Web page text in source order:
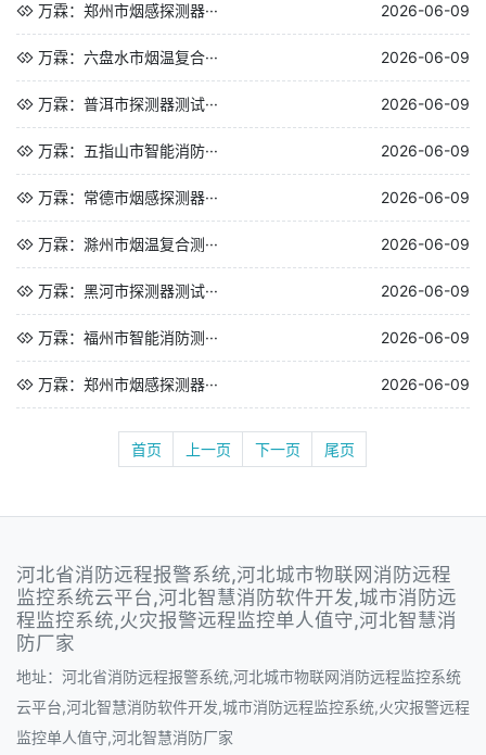
万霖：郑州市烟感探测器··· 2026-06-09
万霖：六盘水市烟温复合··· 2026-06-09
万霖：普洱市探测器测试··· 2026-06-09
万霖：五指山市智能消防··· 2026-06-09
万霖：常德市烟感探测器··· 2026-06-09
万霖：滁州市烟温复合测··· 2026-06-09
万霖：黑河市探测器测试··· 2026-06-09
万霖：福州市智能消防测··· 2026-06-09
万霖：郑州市烟感探测器··· 2026-06-09
首页 上一页 下一页 尾页
河北省消防远程报警系统,河北城市物联网消防远程
监控系统云平台,河北智慧消防软件开发,城市消防远
程监控系统,火灾报警远程监控单人值守,河北智慧消
防厂家
地址：河北省消防远程报警系统,河北城市物联网消防远程监控系统
云平台,河北智慧消防软件开发,城市消防远程监控系统,火灾报警远程
监控单人值守,河北智慧消防厂家